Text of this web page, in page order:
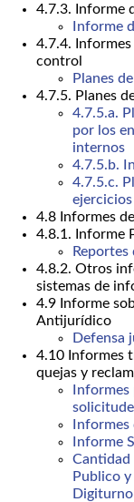
4.7.3. Informe
Informe
4.7.4.
control
Planes
4.7.5. Planes
4.7.5.a.
por los
internos
4.7.5.b.
4.7.5.c.
4.8 Informes
4.8.1. Informe
4.8.2. Otros
sistemas de
4.9 Informe
Antijurídico
Defensa
4.10 Informes
quejas y
Informe
Cantidad
Publico
Digiturno